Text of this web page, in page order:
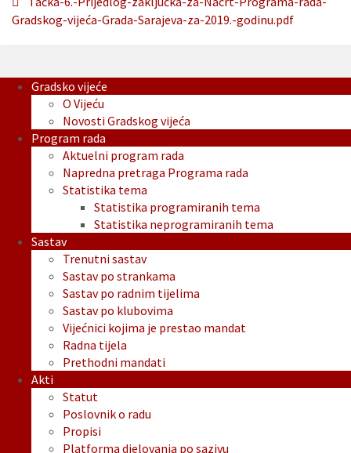
Gradskog-vijeća-Grada-Sarajeva-za-2019.-godinu.pdf
Gradsko vijeće
O Vijeću
Novosti Gradskog vijeća
Program rada
Aktuelni program rada
Napredna pretraga Programa rada
Statistika tema
Statistika programiranih tema
Statistika neprogramiranih tema
Sastav
Trenutni sastav
Sastav po strankama
Sastav po radnim tijelima
Sastav po klubovima
Vijećnici kojima je prestao mandat
Radna tijela
Prethodni mandati
Akti
Statut
Poslovnik o radu
Propisi
Platforma djelovanja po sazivu